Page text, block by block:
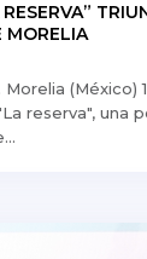
MORELIA
Morelia (México)
reserva", una